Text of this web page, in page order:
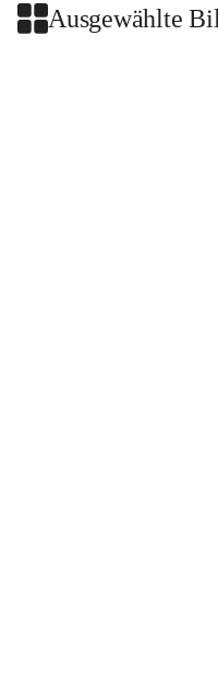
Ausgewählte